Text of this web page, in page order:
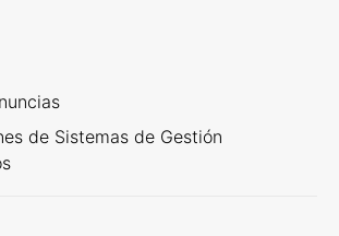
de Sistemas de Gestión